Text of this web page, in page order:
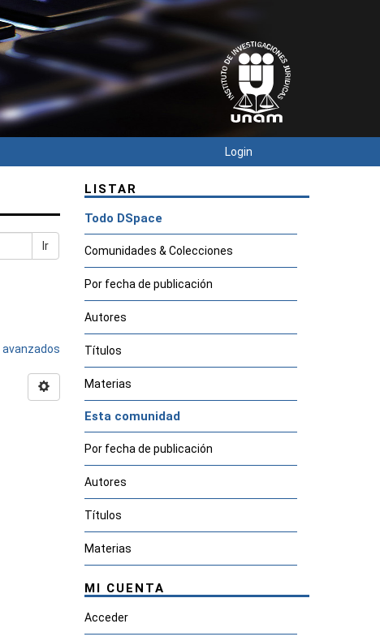
Login
Ir
LISTAR
Todo DSpace
Comunidades & Colecciones
Por fecha de publicación
Autores
Títulos
Materias
Esta comunidad
Por fecha de publicación
Autores
Títulos
Materias
MI CUENTA
Acceder